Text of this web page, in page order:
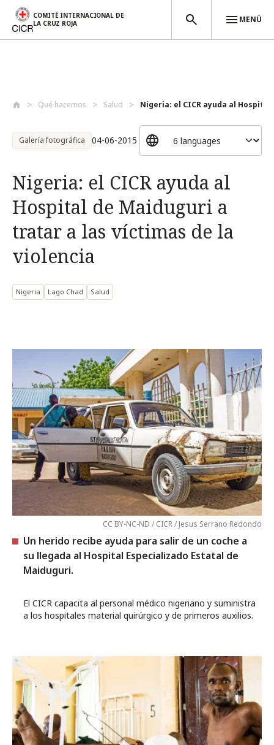
COMITÉ INTERNACIONAL DE
LA CRUZ ROJA
MENÚ
Qué hacemos Salud Nigeria: el CICR ayuda al Hospital
Galería fotográfica 04-06-2015
Nigeria: el CICR ayuda al
Hospital de Maiduguri a
tratar a las víctimas de la
violencia
Nigeria Lago Chad Salud
CC BY-NC-ND / CICR / Jesus Serrano Redondo
Un herido recibe ayuda para salir de un coche a
su llegada al Hospital Especializado Estatal de
Maiduguri.
El CICR capacita al personal médico nigeriano y suministra
a los hospitales material quirúrgico y de primeros auxilios.